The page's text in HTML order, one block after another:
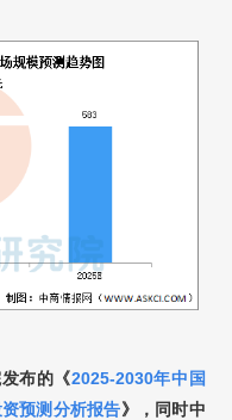
布的《2025-2030年中国
预测分析报告》，同时中